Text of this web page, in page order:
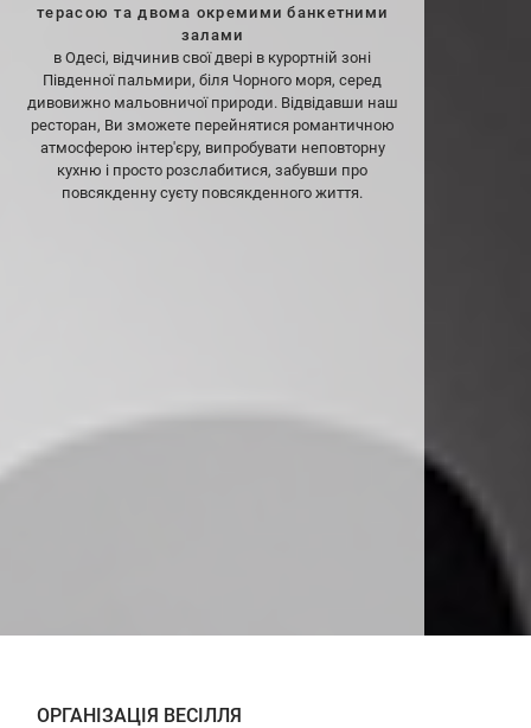
терасою та двома окремими банкетними
залами
в Одесі, відчинив свої двері в курортній зоні
Південної пальмири, біля Чорного моря, серед
дивовижно мальовничої природи. Відвідавши наш
ресторан, Ви зможете перейнятися романтичною
атмосферою інтер'єру, випробувати неповторну
кухню і просто розслабитися, забувши про
повсякденну суєту повсякденного життя.
ОРГАНІЗАЦІЯ ВЕСІЛЛЯ